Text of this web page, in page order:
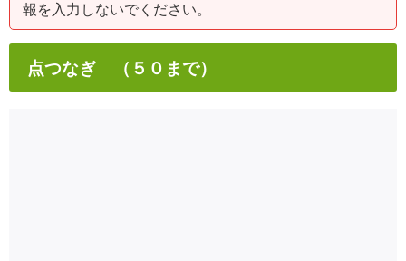
報を入力しないでください。
点つなぎ （５０まで）